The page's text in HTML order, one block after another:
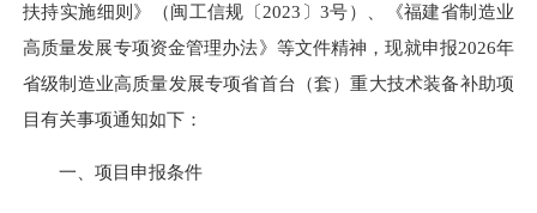
扶持实施细则》（闽工信规〔2023〕3号）、《福建省制造业
高质量发展专项资金管理办法》等文件精神，现就申报2026年
省级制造业高质量发展专项省首台（套）重大技术装备补助项
目有关事项通知如下：
一、项目申报条件